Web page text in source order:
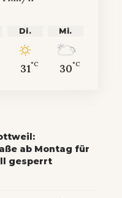
Di.
31°C
Mi.
30°C
ab Montag für
gesperrt